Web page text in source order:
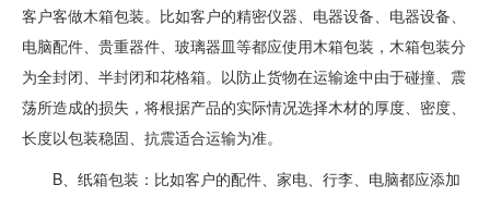
客户客做木箱包装。比如客户的精密仪器、电器设备、电器设备、
电脑配件、贵重器件、玻璃器皿等都应使用木箱包装，木箱包装分
为全封闭、半封闭和花格箱。以防止货物在运输途中由于碰撞、震
荡所造成的损失，将根据产品的实际情况选择木材的厚度、密度、
长度以包装稳固、抗震适合运输为准。
B、纸箱包装：比如客户的配件、家电、行李、电脑都应添加